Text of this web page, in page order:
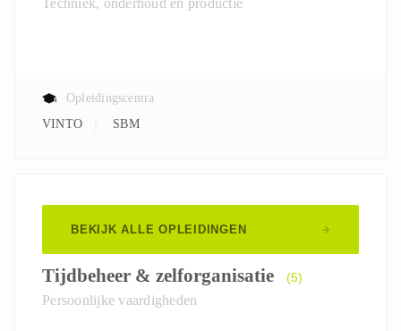
Techniek, onderhoud en productie
Opleidingscentra
VINTO
SBM
BEKIJK ALLE OPLEIDINGEN
Tijdbeheer & zelforganisatie (5)
Persoonlijke vaardigheden